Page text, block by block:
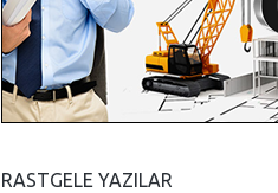
RASTGELE YAZILAR